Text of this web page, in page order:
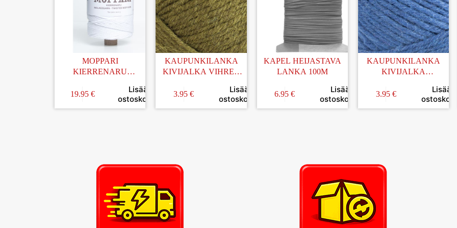
MOPPARI
KIERRENARU
19.95 €
Lisää
ostoskoriin
KAUPUNKILANKA
KIVIJALKA VIHREÄ
3.95€
Lisää
ostoskoriin
KAPEL HEIJASTAVA
LANKA 100M
6.95€
Lisää
ostoskoriin
KAUPUNKILANKA
KIVIJALKA
3.95 €
Lisää
ostoskoriin